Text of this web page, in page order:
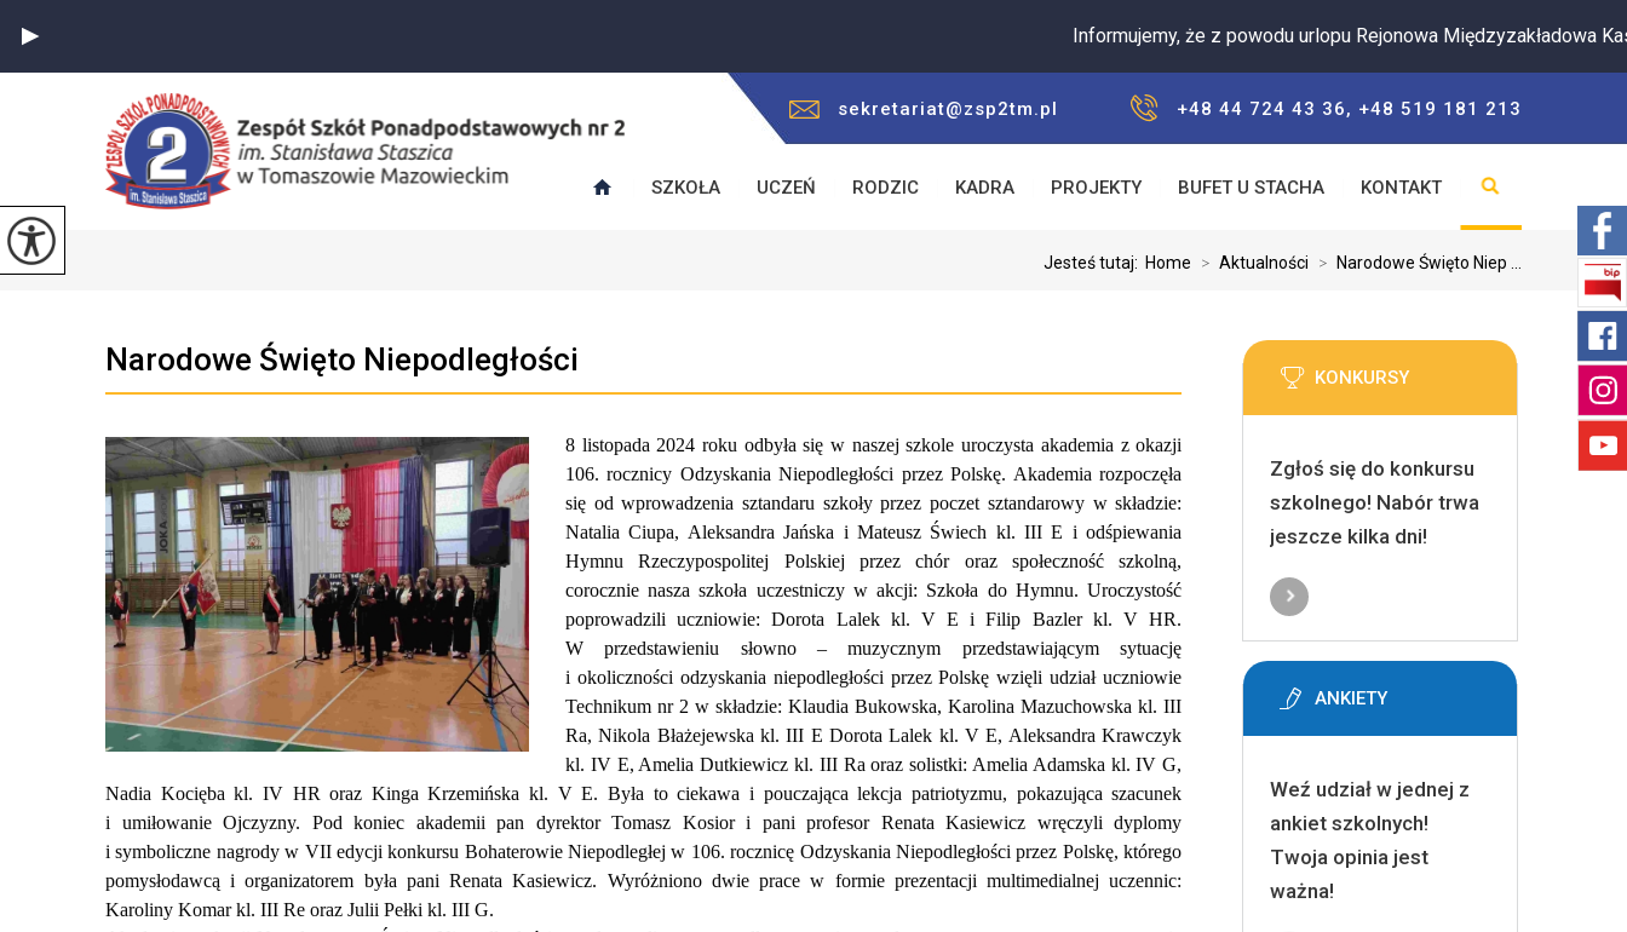
Informujemy, że z powodu urlopu Rejonowa Międzyzakładowa Kasa
sekretariat@zsp2tm.pl +48 44 724 43 36, +48 519 181 213
SZKOŁA UCZEŃ RODZIC KADRA PROJEKTY BUFET U STACHA KONTAKT
Jesteś tutaj: Home > Aktualności > Narodowe Święto Niep ...
Narodowe Święto Niepodległości
8 listopada 2024 roku odbyła się w naszej szkole uroczysta akademia z okazji
106. rocznicy Odzyskania Niepodległości przez Polskę. Akademia rozpoczęła
się od wprowadzenia sztandaru szkoły przez poczet sztandarowy w składzie:
Natalia Ciupa, Aleksandra Jańska i Mateusz Świech kl. III E i odśpiewania
Hymnu Rzeczypospolitej Polskiej przez chór oraz społeczność szkolną,
corocznie nasza szkoła uczestniczy w akcji: Szkoła do Hymnu. Uroczystość
poprowadzili uczniowie: Dorota Lalek kl. V E i Filip Bazler kl. V HR.
W przedstawieniu słowno – muzycznym przedstawiającym sytuację
i okoliczności odzyskania niepodległości przez Polskę wzięli udział uczniowie
Technikum nr 2 w składzie: Klaudia Bukowska, Karolina Mazuchowska kl. III
Ra, Nikola Błażejewska kl. III E Dorota Lalek kl. V E, Aleksandra Krawczyk
kl. IV E, Amelia Dutkiewicz kl. III Ra oraz solistki: Amelia Adamska kl. IV G,
Nadia Kocięba kl. IV HR oraz Kinga Krzemińska kl. V E. Była to ciekawa i pouczająca lekcja patriotyzmu, pokazująca szacunek
i umiłowanie Ojczyzny. Pod koniec akademii pan dyrektor Tomasz Kosior i pani profesor Renata Kasiewicz wręczyli dyplomy
i symboliczne nagrody w VII edycji konkursu Bohaterowie Niepodległej w 106. rocznicę Odzyskania Niepodległości przez Polskę, którego
pomysłodawcą i organizatorem była pani Renata Kasiewicz. Wyróżniono dwie prace w formie prezentacji multimedialnej uczennic:
Karoliny Komar kl. III Re oraz Julii Pełki kl. III G.
KONKURSY
Zgłoś się do konkursu
szkolnego! Nabór trwa
jeszcze kilka dni!
ANKIETY
Weź udział w jednej z
ankiet szkolnych!
Twoja opinia jest
ważna!